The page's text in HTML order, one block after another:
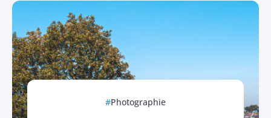
Photographie